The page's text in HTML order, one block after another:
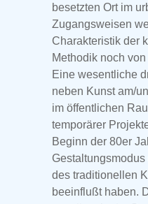
besetzten Ort im
Zugangsweisen
Charakteristik der
Methodik noch
Eine wesentliche
neben Kunst am/
im öffentlichen
temporärer
Beginn der 80er
des traditionellen
beeinflußt haben.